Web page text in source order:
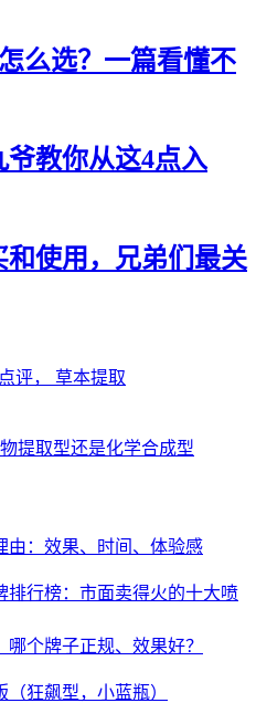
么选？一篇看懂不
教你从这4点入
使用，兄弟们最关
评， 草本提取
提取型还是化学合成型
由：效果、时间、体验感
排行榜：市面卖得火的十大喷
个牌子正规、效果好？
狂飙型，小蓝瓶）